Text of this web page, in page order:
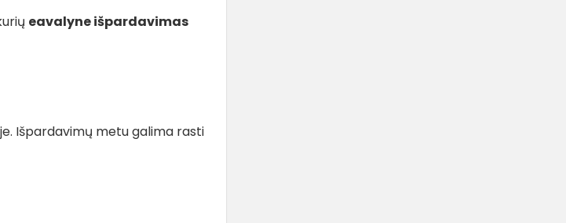
eavalyne išpardavimas
Išpardavimų metu galima rasti